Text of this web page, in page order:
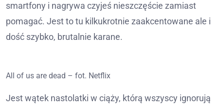
smartfony i nagrywa czyjeś nieszczęście zamiast
pomagać. Jest to tu kilkukrotnie zaakcentowane ale i
dość szybko, brutalnie karane.
All of us are dead – fot. Netflix
Jest wątek nastolatki w ciąży, którą wszyscy ignorują